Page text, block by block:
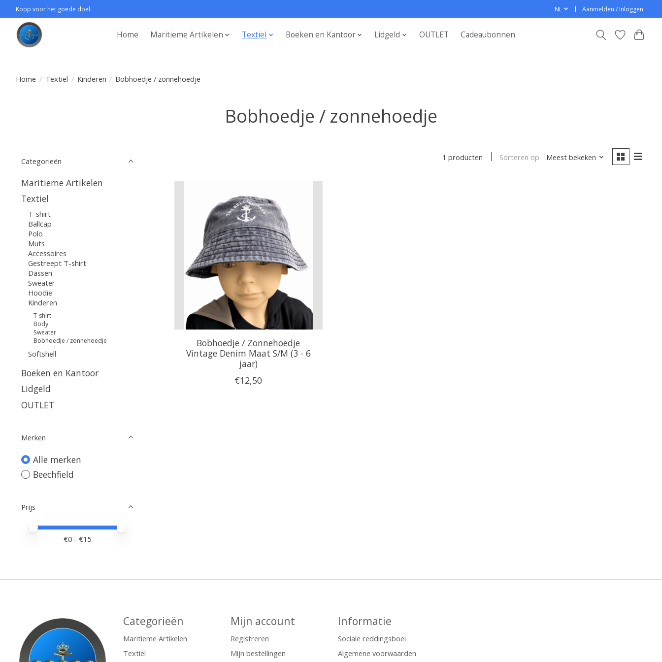
Koop voor het goede doel NL Aanmelden / Inloggen
Home Maritieme Artikelen Textiel Boeken en Kantoor Lidgeld OUTLET Cadeaubonnen
Home / Textiel / Kinderen / Bobhoedje / zonnehoedje
Bobhoedje / zonnehoedje
Categorieën
Maritieme Artikelen
Textiel
T-shirt
Ballcap
Polo
Muts
Accessoires
Gestreept T-shirt
Dassen
Sweater
Hoodie
Kinderen
T-shirt
Body
Sweater
Bobhoedje / zonnehoedje
Softshell
Boeken en Kantoor
Lidgeld
OUTLET
Merken
Alle merken
Beechfield
Prijs
Minimale prijswaarde
Price maximum value
€0 - €15
1 producten Sorteren op Meest bekeken
Bobhoedje / Zonnehoedje
Vintage Denim Maat S/M (3 - 6
jaar)
€12,50
Categorieën
Maritieme Artikelen
Textiel
Mijn account
Registreren
Mijn bestellingen
Informatie
Sociale reddingsboei
Algemene voorwaarden